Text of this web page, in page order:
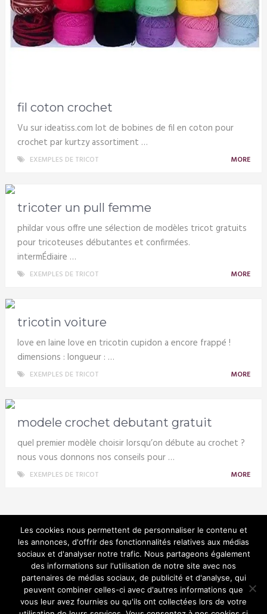
fil coton crochet
Vu sur ideatiss.com lot de bobines de fil en coton pour
crochet par kurtzy assortiment …
EXEMPLES DE TRICOT MORE
tricoter un pull femme
phildar vous offre une sélection de modèles tricot gratuits
pour tricoteuses débutantes et confirmées.
intermÉdiaire …
EXEMPLES DE TRICOT MORE
tricotin voiture
love en laine love en tricotin cupidon a encore frappé !
dimensions : longueur : …
EXEMPLES DE TRICOT MORE
modele crochet debutant gratuit
quel premier modèle choisir lorsqu’on débute au crochet ?
nous vous donnons nos conseils pour …
EXEMPLES DE TRICOT MORE
Tricotin
Les cookies nous permettent de personnaliser le contenu et
les annonces, d'offrir des fonctionnalités relatives aux médias
sociaux et d'analyser notre trafic. Nous partageons également
des informations sur l'utilisation de notre site avec nos
partenaires de médias sociaux, de publicité et d'analyse, qui
peuvent combiner celles-ci avec d'autres informations que
vous leur avez fournies ou qu'ils ont collectées lors de votre